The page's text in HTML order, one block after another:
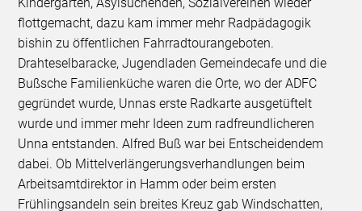
flottgemacht, dazu kam immer mehr Radpädagogik
bishin zu öffentlichen Fahrradtourangeboten.
Drahteselbaracke, Jugendladen Gemeindecafe und die
Bußsche Familienküche waren die Orte, wo der ADFC
gegründet wurde, Unnas erste Radkarte ausgetüftelt
wurde und immer mehr Ideen zum radfreundlicheren
Unna entstanden. Alfred Buß war bei Entscheidendem
dabei. Ob Mittelverlängerungsverhandlungen beim
Arbeitsamtdirektor in Hamm oder beim ersten
Frühlingsandeln sein breites Kreuz gab Windschatten,